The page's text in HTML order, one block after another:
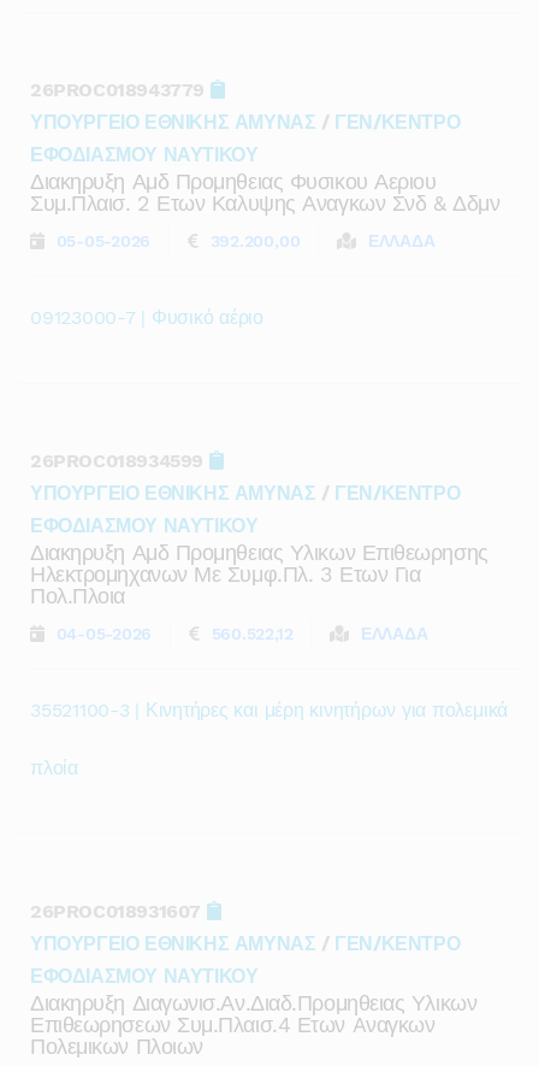
26PROC018943779
ΥΠΟΥΡΓΕΙΟ ΕΘΝΙΚΗΣ ΑΜΥΝΑΣ / ΓΕΝ/ΚΕΝΤΡΟ
ΕΦΟΔΙΑΣΜΟΥ ΝΑΥΤΙΚΟΥ
Διακηρυξη Αμδ Προμηθειας Φυσικου Αεριου
Συμ.πλαισ. 2 Ετων Καλυψης Αναγκων Σνδ & Δδμν
05-05-2026 392.200,00 ΕΛΛΑΔΑ
09123000-7 | Φυσικό αέριο
26PROC018934599
ΥΠΟΥΡΓΕΙΟ ΕΘΝΙΚΗΣ ΑΜΥΝΑΣ / ΓΕΝ/ΚΕΝΤΡΟ
ΕΦΟΔΙΑΣΜΟΥ ΝΑΥΤΙΚΟΥ
Διακηρυξη Αμδ Προμηθειας Υλικων Επιθεωρησης
Ηλεκτρομηχανων Με Συμφ.πλ. 3 Ετων Για
Πολ.πλοια
04-05-2026 560.522,12 ΕΛΛΑΔΑ
35521100-3 | Κινητήρες και μέρη κινητήρων για πολεμικά
πλοία
26PROC018931607
ΥΠΟΥΡΓΕΙΟ ΕΘΝΙΚΗΣ ΑΜΥΝΑΣ / ΓΕΝ/ΚΕΝΤΡΟ
ΕΦΟΔΙΑΣΜΟΥ ΝΑΥΤΙΚΟΥ
Διακηρυξη Διαγωνισ.αν.διαδ.προμηθειας Υλικων
Επιθεωρησεων Συμ.πλαισ.4 Ετων Aναγκων
Πολεμικων Πλοιων